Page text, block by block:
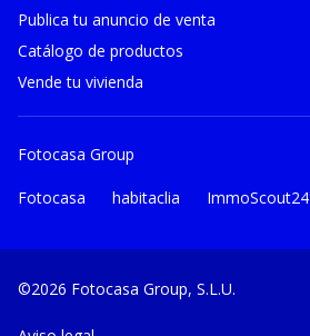
Publica tu anuncio de venta
Catálogo de productos
Vende tu vivienda
Fotocasa Group
Fotocasa habitaclia ImmoScout24
©2026 Fotocasa Group, S.L.U.